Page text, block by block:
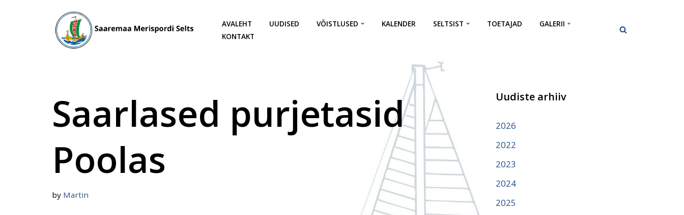
AVALEHT UUDISED VÕISTLUSED KALENDER SELTSIST TOETAJAD
GALERII
KONTAKT
Saarlased purjetasid
Poolas
by Martin
Uudiste arhiiv
2026
2022
2023
2024
2025